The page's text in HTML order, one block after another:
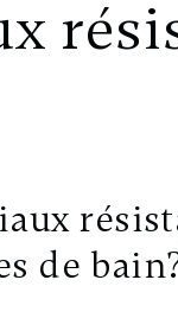
de